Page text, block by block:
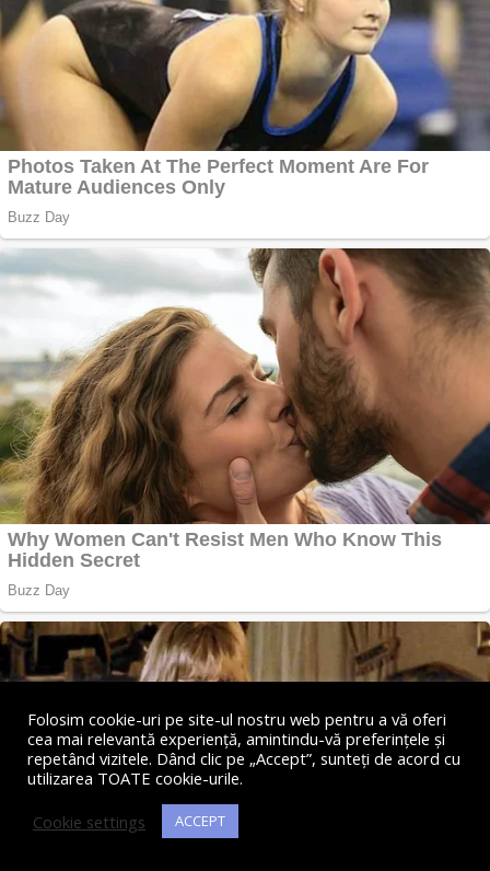
Folosim cookie-uri pe site-ul nostru web pentru a vă oferi
cea mai relevantă experiență, amintindu-vă preferințele și
repetând vizitele. Dând clic pe „Accept”, sunteți de acord cu
utilizarea TOATE cookie-urile.
Cookie settings
ACCEPT